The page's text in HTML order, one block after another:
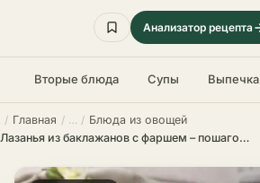
Анализатор рецепта
Вторые блюда Супы Выпечка
Главная
Блюда из овощей
Лазанья из баклажанов с фаршем – пошаговый рецепт в домашних условиях